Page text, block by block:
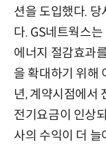
션을 도입했다.
다. GS네트웍스
에너지 절감효과
을 확대하기 위해
년, 계약시점에서
전기요금이 인상
사의 수익이 더